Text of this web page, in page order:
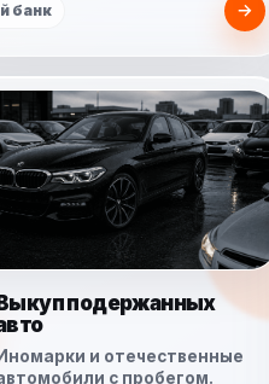
банк
Выкуп подержанных
Иномарки и отечественные
с пробегом.